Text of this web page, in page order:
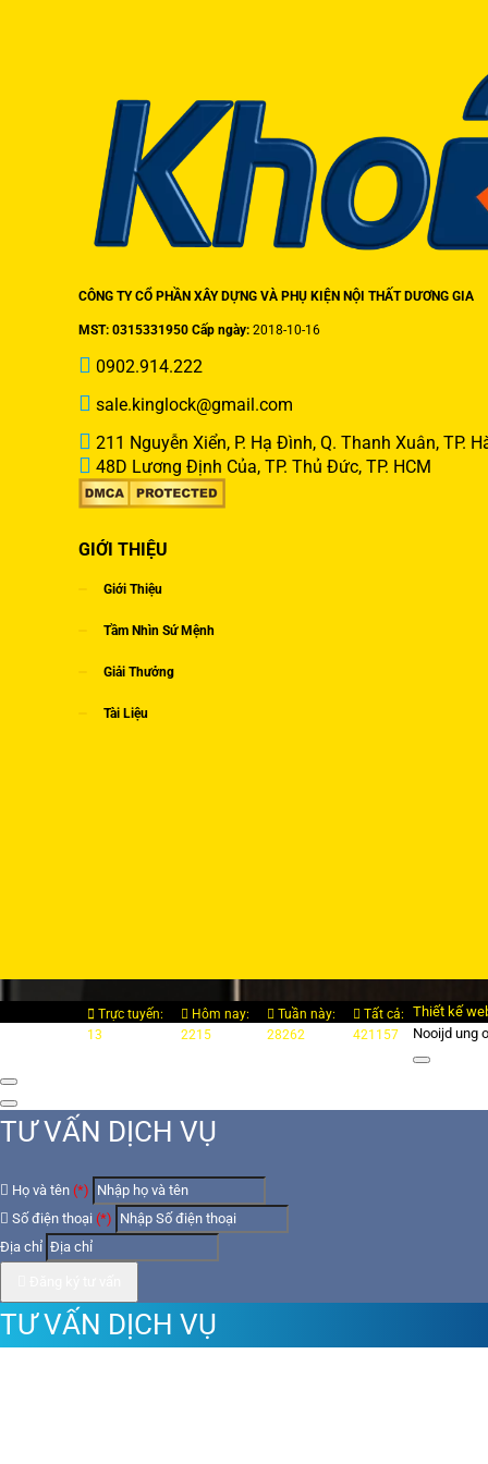
CÔNG TY CỔ PHẦN XÂY DỰNG VÀ PHỤ KIỆN NỘI THẤT DƯƠNG GIA
MST: 0315331950 Cấp ngày: 2018-10-16
0902.914.222
sale.kinglock@gmail.com
211 Nguyễn Xiển, P. Hạ Đình, Q. Thanh Xuân, TP.
48D Lương Định Của, TP. Thủ Đức, TP. HCM
GIỚI THIỆU
Giới Thiệu
Tầm Nhìn Sứ Mệnh
Giải Thưởng
Tài Liệu
Trực tuyến:
13
Hôm nay:
2215
Tuần này:
28262
Tất cả:
421157
Thiết kế
Nooijd ung
TƯ VẤN DỊCH VỤ
Họ và tên (*)
Số điện thoại (*)
Địa chỉ
TƯ VẤN DỊCH VỤ